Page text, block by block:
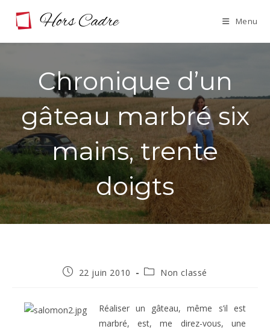
Menu
Chronique d’un
gâteau marbré six
mains, trente
doigts
Publication
22 juin 2010
PostNon classé
Réaliser un gâteau, même s’il est
marbré, est, me direz-vous, une